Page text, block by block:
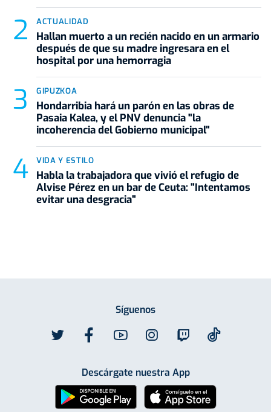
ACTUALIDAD
Hallan muerto a un recién nacido en un armario
después de que su madre ingresara en el
hospital por una hemorragia
GIPUZKOA
Hondarribia hará un parón en las obras de
Pasaia Kalea, y el PNV denuncia "la
incoherencia del Gobierno municipal"
VIDA Y ESTILO
Habla la trabajadora que vivió el refugio de
Alvise Pérez en un bar de Ceuta: "Intentamos
evitar una desgracia"
Síguenos
Descárgate nuestra App